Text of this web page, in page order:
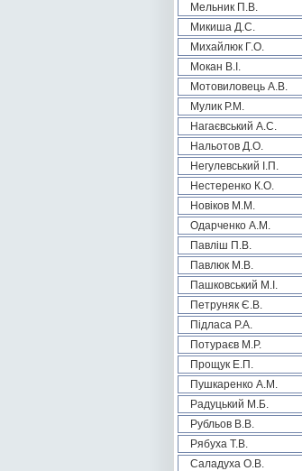
Мельник П.В.
Микиша Д.С.
Михайлюк Г.О.
Мокан В.І.
Мотовиловець А.В.
Мулик Р.М.
Нагаєвський А.С.
Нальотов Д.О.
Негулевський І.П.
Нестеренко К.О.
Новіков М.М.
Одарченко А.М.
Павліш П.В.
Павлюк М.В.
Пашковський М.І.
Петруняк Є.В.
Підласа Р.А.
Потураєв М.Р.
Прощук Е.П.
Пушкаренко А.М.
Радуцький М.Б.
Рубльов В.В.
Рябуха Т.В.
Саладуха О.В.